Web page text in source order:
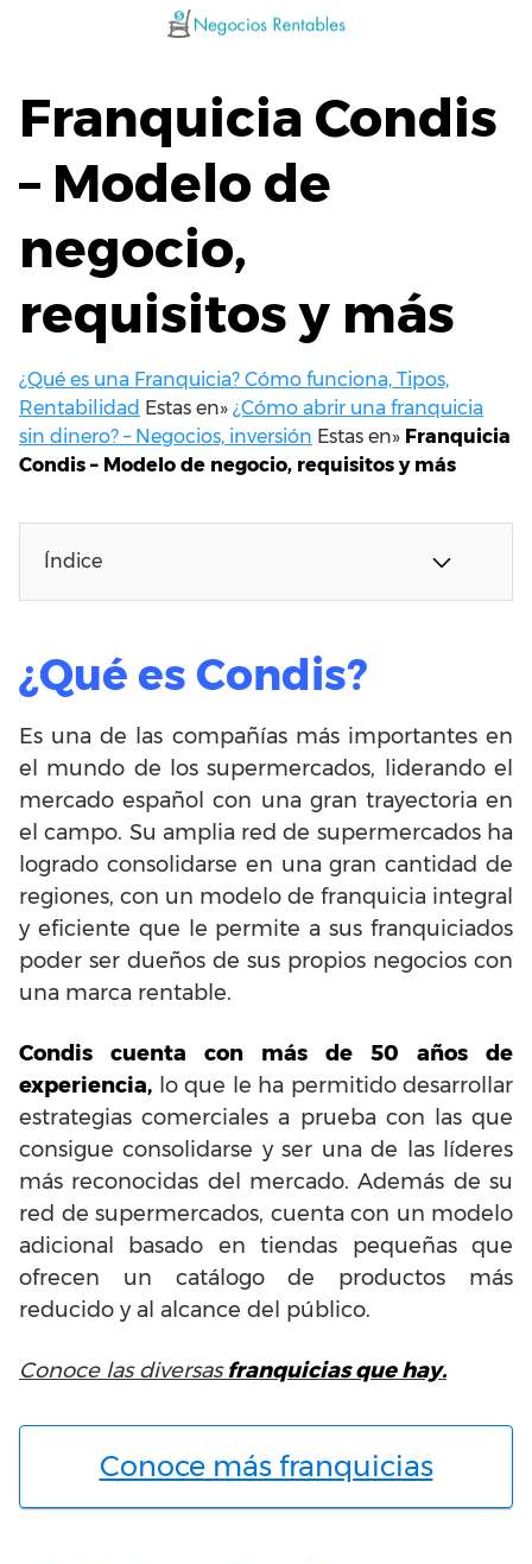
Franquicia Condis
– Modelo de
negocio,
requisitos y más
¿Qué es una Franquicia? Cómo funciona, Tipos,
Rentabilidad Estas en» ¿Cómo abrir una franquicia
sin dinero? – Negocios, inversión Estas en» Franquicia
Condis – Modelo de negocio, requisitos y más
Índice
¿Qué es Condis?
Es una de las compañías más importantes en
el mundo de los supermercados, liderando el
mercado español con una gran trayectoria en
el campo. Su amplia red de supermercados ha
logrado consolidarse en una gran cantidad de
regiones, con un modelo de franquicia integral
y eficiente que le permite a sus franquiciados
poder ser dueños de sus propios negocios con
una marca rentable.
Condis cuenta con más de 50 años de
experiencia, lo que le ha permitido desarrollar
estrategias comerciales a prueba con las que
consigue consolidarse y ser una de las líderes
más reconocidas del mercado. Además de su
red de supermercados, cuenta con un modelo
adicional basado en tiendas pequeñas que
ofrecen un catálogo de productos más
reducido y al alcance del público.
Conoce las diversasfranquicias que hay.
Conoce más franquicias